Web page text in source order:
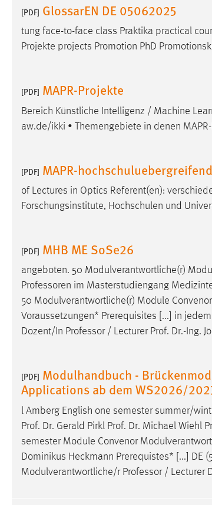
[PDF] GlossarEN DE 05062025
tung face-to-face class Praktika practical
Projekte projects Promotion PhD
[PDF] MAPR-Projekte
Bereich Künstliche Intelligenz / Machine
aw.de/ikki • Themengebiete in denen
[PDF] MAPR-
of Lectures in Optics Referent(en):
Forschungsinstitute, Hochschulen und
[PDF] MHB ME SoSe26
angeboten. 50 Modulverantwortliche(r)
Professoren im Masterstudiengang
50 Modulverantwortliche(r) Module
Voraussetzungen* Prerequisites [...] in
Dozent/In Professor/ Lecturer Prof. Dr.-Ing.
[PDF] Modulhandbuch -
Applications ab dem WS2026/
l Amberg English one semester summer/
Prof. Dr. Gerald Pirkl Prof. Dr. Michael
semester Module Convenor
Dominikus Heckmann Prerequistes* [...] DE
Modulverantwortliche/r Professor/ Lecturer
YouTube
Vimeo